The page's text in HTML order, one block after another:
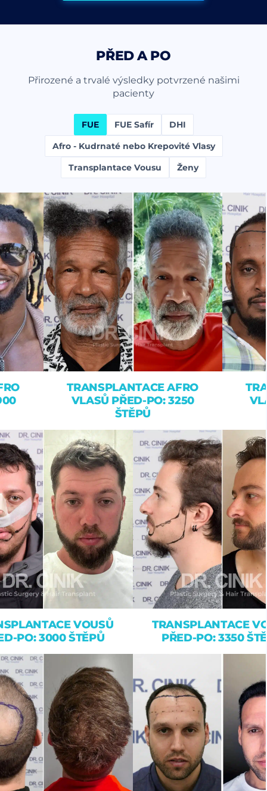
PŘED A PO
Přirozené a trvalé výsledky potvrzené našimi
pacienty
FUE FUE Safír
DHI
Afro - Kudrnaté nebo Krepovité Vlasy
Transplantace Vousu
Ženy
TRANSPLANTACE AFRO
VLASŮ PŘED-PO: 3250
ŠTĚPŮ
VOUSŮ
PO: 3000 ŠTĚPŮ
TRANSPLANTACE
PŘED-PO: 3350